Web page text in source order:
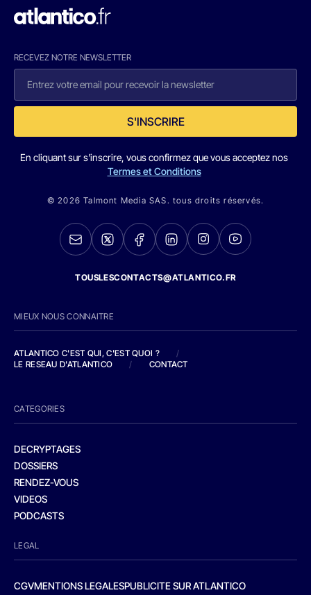
RECEVEZ NOTRE NEWSLETTER
S'INSCRIRE
En cliquant sur s'inscrire, vous confirmez que vous acceptez nos
Termes et Conditions
© 2026 Talmont Media SAS. tous droits réservés.
TOUSLESCONTACTS@ATLANTICO.FR
MIEUX NOUS CONNAITRE
ATLANTICO C'EST QUI, C'EST QUOI ?
/
LE RESEAU D'ATLANTICO
/ CONTACT
CATEGORIES
DECRYPTAGES
DOSSIERS
RENDEZ-VOUS
VIDEOS
PODCASTS
LEGAL
CGVMENTIONS LEGALESPUBLICITE SUR ATLANTICO